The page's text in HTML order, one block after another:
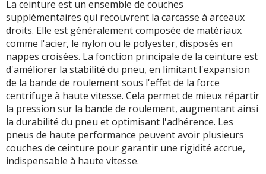
La ceinture est un ensemble de couches
supplémentaires qui recouvrent la carcasse à arceaux
droits. Elle est généralement composée de matériaux
comme l'acier, le nylon ou le polyester, disposés en
nappes croisées. La fonction principale de la ceinture est
d'améliorer la stabilité du pneu, en limitant l'expansion
de la bande de roulement sous l'effet de la force
centrifuge à haute vitesse. Cela permet de mieux répartir
la pression sur la bande de roulement, augmentant ainsi
la durabilité du pneu et optimisant l'adhérence. Les
pneus de haute performance peuvent avoir plusieurs
couches de ceinture pour garantir une rigidité accrue,
indispensable à haute vitesse.